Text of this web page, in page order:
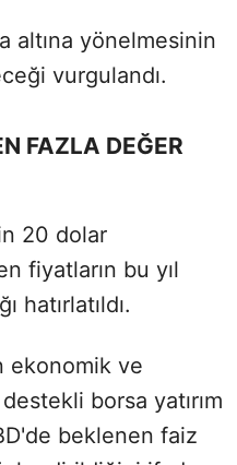
altına yönelmesinin
vurgulandı.
FAZLA DEĞER
20 dolar
fiyatların bu yıl
hatırlatıldı.
ekonomik ve
borsa yatırım
beklenen faiz